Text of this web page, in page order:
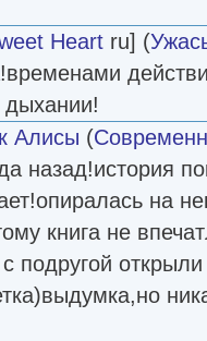
Heart ru] (
дыхании!
Алисы (
назад!история
на
книга не
подругой